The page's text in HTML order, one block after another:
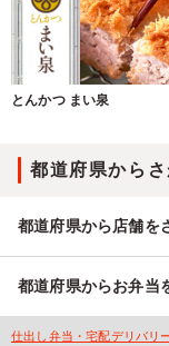
とんかつ まい泉
都道府県から
都道府県から店舗を
都道府県からお弁当
仕出し弁当・宅配デリバリ